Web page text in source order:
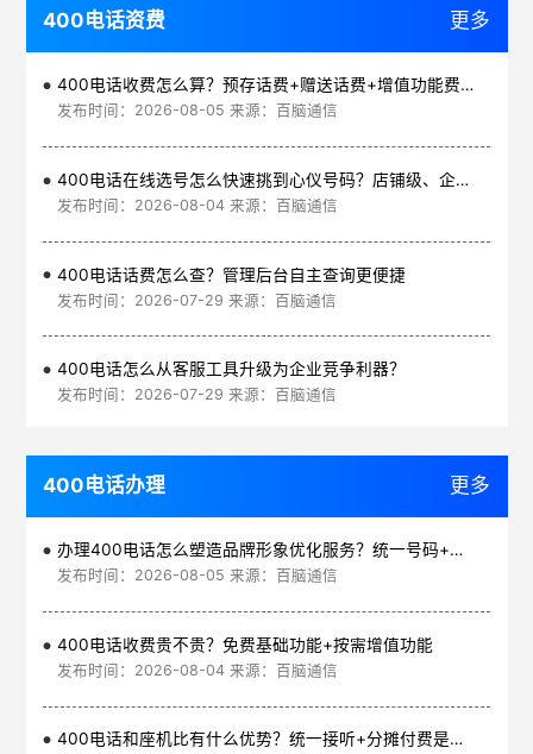
400电话资费 更多
400电话收费怎么算？预存话费+赠送话费+增值功能费透明实惠
发布时间：2026-08-05 来源：百脑通信
400电话在线选号怎么快速挑到心仪号码？店铺级、企业级、集团级一次看清
发布时间：2026-08-04 来源：百脑通信
400电话话费怎么查？管理后台自主查询更便捷
发布时间：2026-07-29 来源：百脑通信
400电话怎么从客服工具升级为企业竞争利器？
发布时间：2026-07-29 来源：百脑通信
400电话办理 更多
办理400电话怎么塑造品牌形象优化服务？统一号码+智能管理平台
发布时间：2026-08-05 来源：百脑通信
400电话收费贵不贵？免费基础功能+按需增值功能
发布时间：2026-08-04 来源：百脑通信
400电话和座机比有什么优势？统一接听+分摊付费是核心